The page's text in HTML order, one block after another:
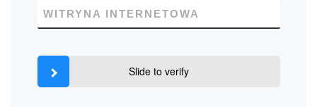
WITRYNA INTERNETOWA
Slide to verify